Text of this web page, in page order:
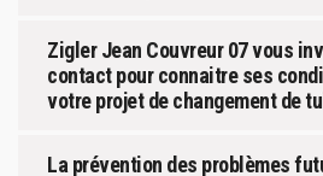
Zigler Jean Couvreur 07 vous
contact pour connaitre ses
votre projet de changement de
La prévention des problèmes